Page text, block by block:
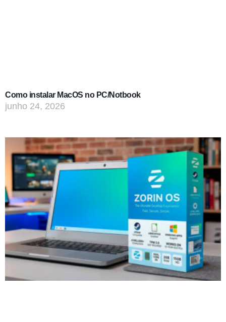
Como instalar MacOS no PC/Notbook
junho 24, 2026